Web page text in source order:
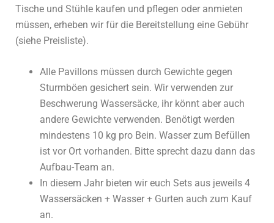
Tische und Stühle kaufen und pflegen oder anmieten
müssen, erheben wir für die Bereitstellung eine Gebühr
(siehe Preisliste).
Alle Pavillons müssen durch Gewichte gegen
Sturmböen gesichert sein. Wir verwenden zur
Beschwerung Wassersäcke, ihr könnt aber auch
andere Gewichte verwenden. Benötigt werden
mindestens 10 kg pro Bein. Wasser zum Befüllen
ist vor Ort vorhanden. Bitte sprecht dazu dann das
Aufbau-Team an.
In diesem Jahr bieten wir euch Sets aus jeweils 4
Wassersäcken + Wasser + Gurten auch zum Kauf
an.